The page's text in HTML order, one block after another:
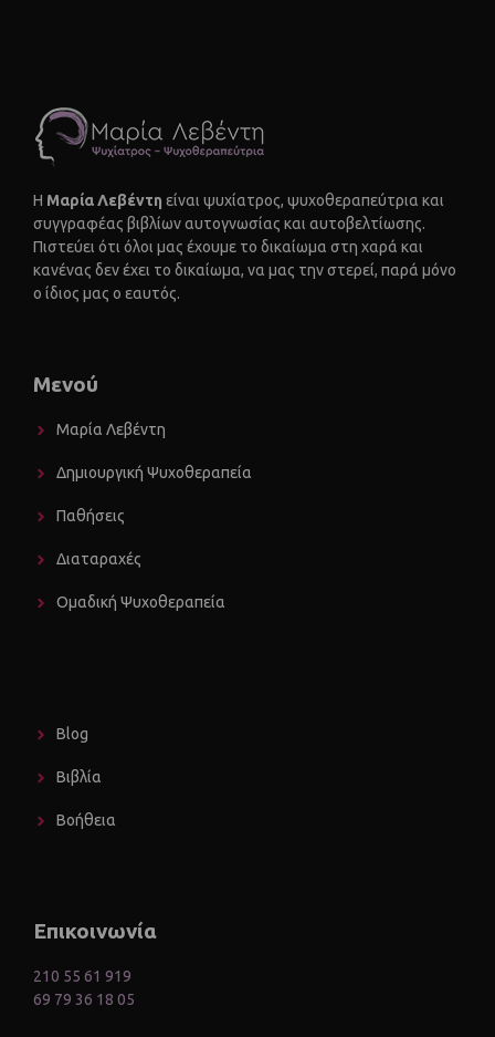
Η Μαρία Λεβέντη είναι ψυχίατρος, ψυχοθεραπεύτρια και
συγγραφέας βιβλίων αυτογνωσίας και αυτοβελτίωσης.
Πιστεύει ότι όλοι μας έχουμε το δικαίωμα στη χαρά και
κανένας δεν έχει το δικαίωμα, να μας την στερεί, παρά μόνο
ο ίδιος μας ο εαυτός.
Μενού
Μαρία Λεβέντη
Δημιουργική Ψυχοθεραπεία
Παθήσεις
Διαταραχές
Ομαδική Ψυχοθεραπεία
Blog
Βιβλία
Βοήθεια
Επικοινωνία
210 55 61 919
69 79 36 18 05